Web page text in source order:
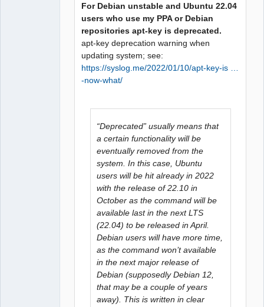
For Debian unstable and Ubuntu 22.04
users who use my PPA or Debian
repositories apt-key is deprecated.
apt-key deprecation warning when
updating system; see:
https://syslog.me/2022/01/10/apt-key-is …
-now-what/
“Deprecated” usually means that
a certain functionality will be
eventually removed from the
system. In this case, Ubuntu
users will be hit already in 2022
with the release of 22.10 in
October as the command will be
available last in the next LTS
(22.04) to be released in April.
Debian users will have more time,
as the command won’t available
in the next major release of
Debian (supposedly Debian 12,
that may be a couple of years
away). This is written in clear